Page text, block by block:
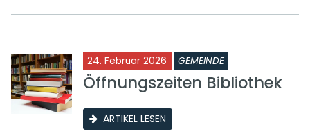
24. Februar 2026 GEMEINDE
Öffnungszeiten Bibliothek
ARTIKEL LESEN